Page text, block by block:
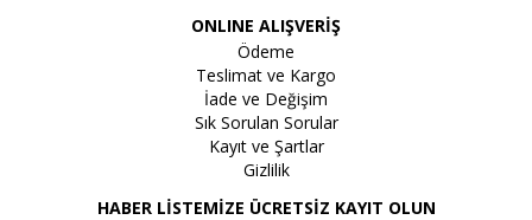
ONLINE ALIŞVERİŞ
Ödeme
Teslimat ve Kargo
İade ve Değişim
Sık Sorulan Sorular
Kayıt ve Şartlar
Gizlilik
HABER LİSTEMİZE ÜCRETSİZ KAYIT OLUN